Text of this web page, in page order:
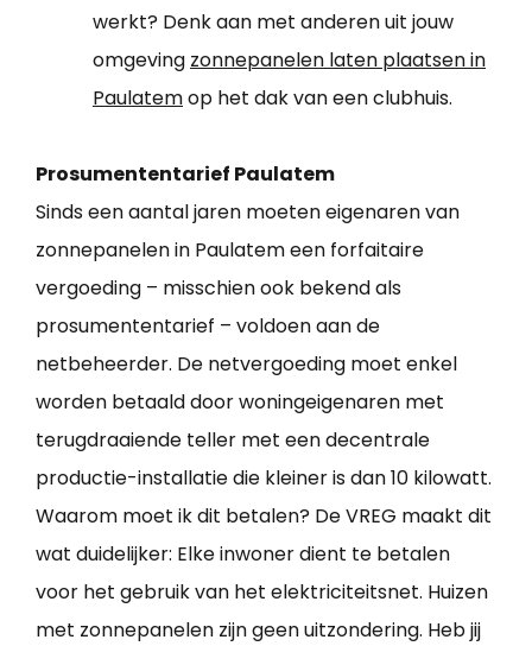
werkt? Denk aan met anderen uit jouw
omgeving zonnepanelen laten plaatsen in
Paulatemop het dak van een clubhuis.
Prosumententarief Paulatem
Sinds een aantal jaren moeten eigenaren van
zonnepanelen in Paulatem een forfaitaire
vergoeding – misschien ook bekend als
prosumententarief – voldoen aan de
netbeheerder. De netvergoeding moet enkel
worden betaald door woningeigenaren met
terugdraaiende teller met een decentrale
productie-installatie die kleiner is dan 10 kilowatt.
Waarom moet ik dit betalen? De VREG maakt dit
wat duidelijker: Elke inwoner dient te betalen
voor het gebruik van het elektriciteitsnet. Huizen
met zonnepanelen zijn geen uitzondering. Heb jij